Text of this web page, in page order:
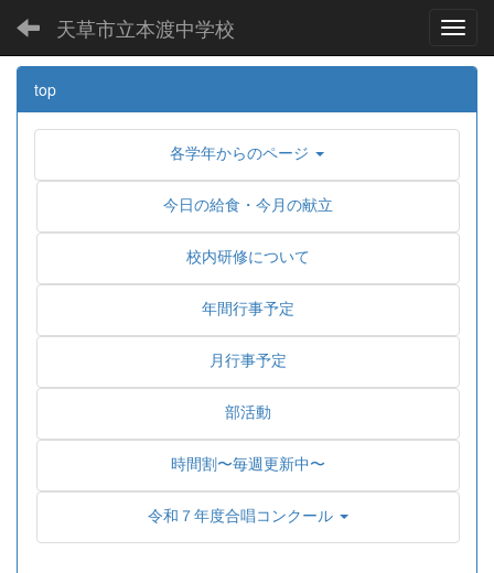
天草市立本渡中学校
top
各学年からのページ
今日の給食・今月の献立
校内研修について
年間行事予定
月行事予定
部活動
時間割〜毎週更新中〜
令和７年度合唱コンクール